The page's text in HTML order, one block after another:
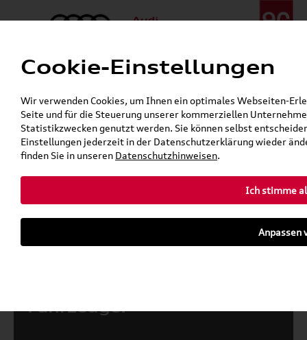
Menü
24h-Pannenhilfe:+49 (0)171 / 870 72 87
Gerade geschlossen
Verkauf:Mo. - Fr. 08:00 - 19:00 Uhr Sa. 09:00 - 13:00 Uhr
Service:Mo. - Fr. 06:00 - 20:00 Uhr Sa. 08:00 - 13:00 Uhr
Zurück zur Startseite
Fahrzeuge:
Cookie-Einstellungen
Wir verwenden Cookies, um Ihnen ein optimales Webseiten-
Seite und für die Steuerung unserer kommerziellen
Statistikzwecken genutzt werden. Sie können selbst
Einstellungen jederzeit in der Datenschutzerklärung wieder
finden Sie in unseren Datenschutzhinweisen.
Ich stimme
Anpassen